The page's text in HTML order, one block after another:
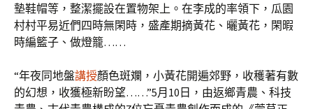
墊鞋帽等，整潔擺設在置物架上。在李成的率領下，瓜園
村村平易近們四時無閑時，盛產期摘黃花、曬黃花，閑暇
時編籃子、做燈籠……
“年夜同地盤講授顏色斑斕，小黃花開遍郊野，收穫著有數
的幻想，收獲極新盼望……”5月10日，由返鄉青農、科技